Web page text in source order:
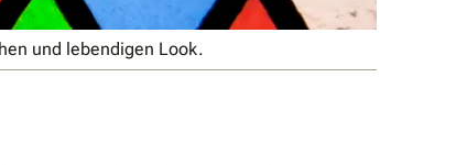
und lebendigen Look.